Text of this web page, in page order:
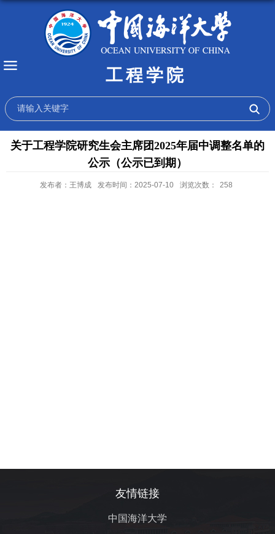
工程学院
关于工程学院研究生会主席团2025年届中调整名单的
公示（公示已到期）
发布者：王博成 发布时间：2025-07-10 浏览次数： 258
友情链接
中国海洋大学